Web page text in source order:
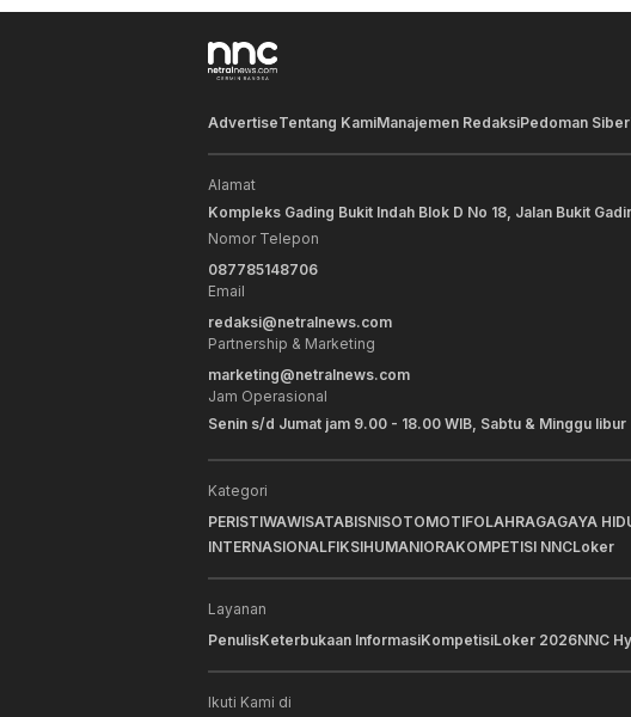
AdvertiseTentang KamiManajemen RedaksiPedoman Siber
Alamat
Kompleks Gading Bukit Indah Blok D No 18, Jalan Bukit
Nomor Telepon
087785148706
Email
redaksi@netralnews.com
Partnership & Marketing
marketing@netralnews.com
Jam Operasional
Senin s/d Jumat jam 9.00 - 18.00 WIB, Sabtu & Minggu libur
Kategori
PERISTIWAWISATABISNISOTOMOTIFOLAHRAGAGAYA
INTERNASIONALFIKSIHUMANIORAKOMPETISI NNCLoker
Layanan
PenulisKeterbukaan InformasiKompetisiLoker 2026NNC
Ikuti Kami di